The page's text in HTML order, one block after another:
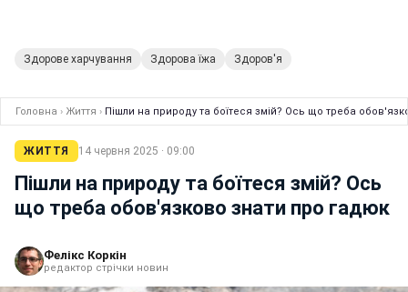
Здорове харчування Здорова їжа Здоров'я
Головна › Життя › Пішли на природу та боїтеся змій? Ось що треба
ЖИТТЯ 14 червня 2025 · 09:00
Пішли на природу та боїтеся змій? Ось
що треба обов'язково знати про гадюк
Фелікс Коркін
редактор стрічки новин